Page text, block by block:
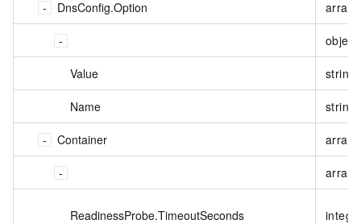
DnsConfig.Option
object
Value string
Name string
Container
ReadinessProbe.TimeoutSeconds